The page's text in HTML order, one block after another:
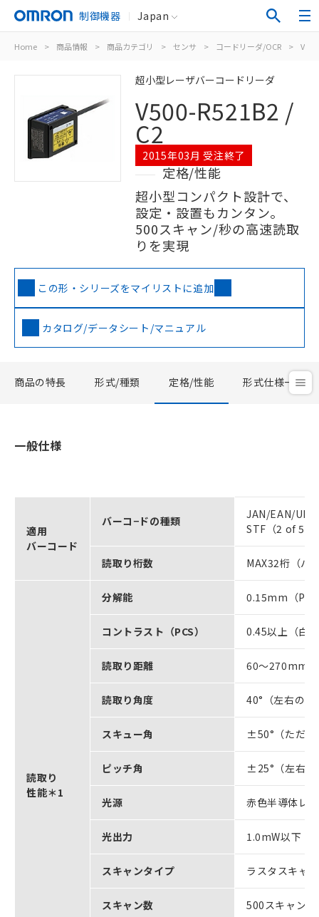
制御機器 Japan
Home > 商品情報 > 商品カテゴリ > センサ > コードリーダ/OCR >
超小型レーザバーコードリーダ
V500-R521B2 /
C2
2015年03月 受注終了
定格/性能
超小型コンパクト設計で、
設定・設置もカンタン。
500スキャン/秒の高速読取
りを実現
この形・シリーズをマイリストに追加
カタログ/データシート/マニュアル
商品の特長 形式/種類 定格/性能 形式仕様一覧
一般仕様
適用
バーコード
バーコ−ドの種類
JAN/EAN/
STF（2 of
読取り桁数 MAX32桁（バ
読取り
性能＊1
分解能 0.15mm（
コントラスト（PCS） 0.45以上（白
読取り距離 60～270mm
読取り角度 40°（左右の
スキュー角 ±50°（ただし
ピッチ角 ±25°（左右
光源 赤色半導体レ
光出力 1.0mW以下（
スキャンタイプ ラスタスキャン
スキャン数 500スキャン/